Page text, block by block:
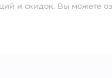
и скидок. Вы можете